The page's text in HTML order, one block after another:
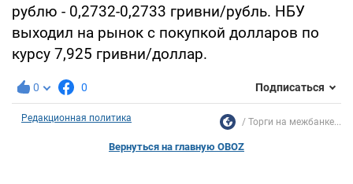
рублю - 0,2732-0,2733 гривни/рубль. НБУ
выходил на рынок с покупкой долларов по
курсу 7,925 гривни/доллар.
0 0 Подписаться
Редакционная политика Торги на межбанке...
Вернуться на главную OBOZ